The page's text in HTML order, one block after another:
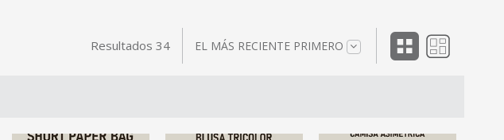
Resultados 34 EL MÁS RECIENTE PRIMERO